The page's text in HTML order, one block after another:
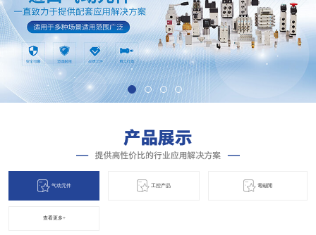
气动元件 工控产品 電磁閞
查看更多+